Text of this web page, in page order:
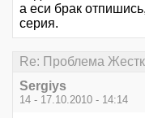
а еси брак
серия.
Re: Проблема
Sergiys
14 - 17.10.2010 - 14:14